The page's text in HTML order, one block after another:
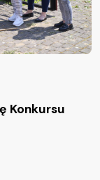
Konkursu